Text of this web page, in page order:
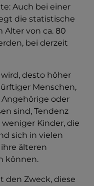
Auch bei einer
die statistische
Alter von ca. 80
bei derzeit
desto höher
Menschen,
oder
sind, Tendenz
Kinder, die
sich in vielen
älteren
können.
den Zweck, diese